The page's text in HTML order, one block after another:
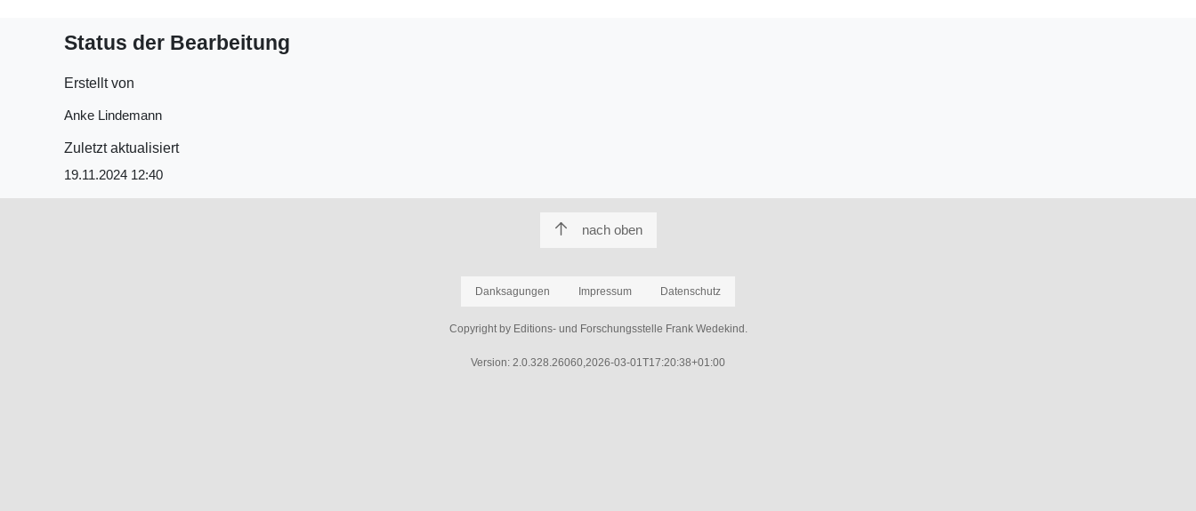
Status der Bearbeitung
Erstellt von
Anke Lindemann
Zuletzt aktualisiert
19.11.2024 12:40
nach oben
Danksagungen Impressum Datenschutz
Copyright by Editions- und Forschungsstelle Frank Wedekind.
Version: 2.0.328.26060,2026-03-01T17:20:38+01:00